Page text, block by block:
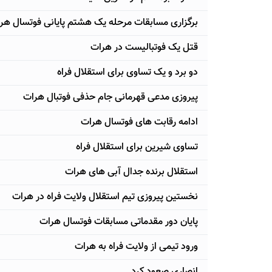
برگزاری مسابقات مرحله یک هشتم پایانی فوتسال
قتل یک فوتبالیست در هرات
دو برد و یک تساوی برای استقلال فراه
پیروزی مدعی قهرمانی جام حذفی فوتبال هرات
ادامه رقابت های فوتسال هرات
تساوی شیرین برای استقلال فراه
استقلال برنده جدال آبی های هرات
نخستین پیروزی تیم استقلال ولایت فراه در هرات
پایان دور مقدماتی مسابقات فوتسال هرات
ورود تیمی از ولایت فراه به هرات